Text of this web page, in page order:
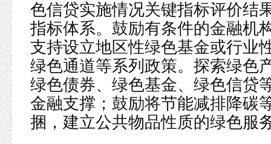
色信贷实施情况关键指标评价结
指标体系。鼓励有条件的金融机
支持设立地区性绿色基金或行业
绿色通道等系列政策。探索绿色
绿色债券、绿色基金、绿色信贷
金融支撑；鼓励将节能减排降碳
捆，建立公共物品性质的绿色服